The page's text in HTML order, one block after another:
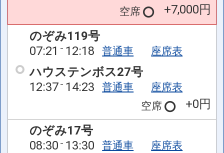
空席
+7,000円
のぞみ119号
07:21
12:18 普通車 座席表
ハウステンボス27号
12:37 14:23 普通車
座席表
空席
+0円
のぞみ17号
08:30 13:30 普通車 座席表